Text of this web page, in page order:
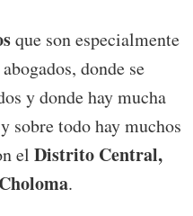
que son especialmente
donde se
y donde hay mucha
sobre todo hay muchos
el Distrito Central,
Choloma.